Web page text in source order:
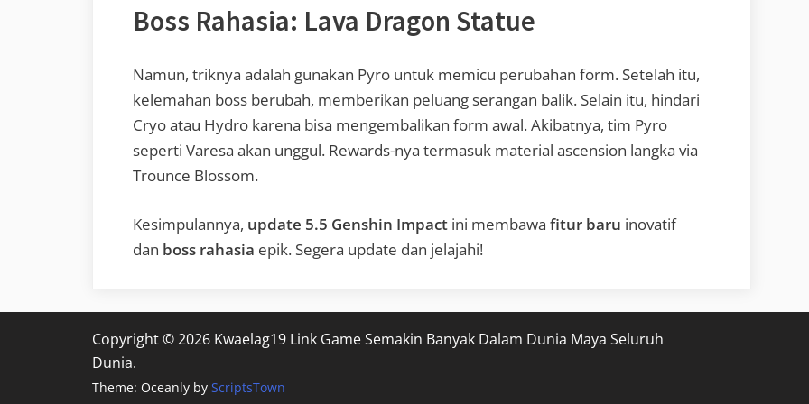
Boss Rahasia: Lava Dragon Statue
Namun, triknya adalah gunakan Pyro untuk memicu perubahan form. Setelah itu,
kelemahan boss berubah, memberikan peluang serangan balik. Selain itu, hindari
Cryo atau Hydro karena bisa mengembalikan form awal. Akibatnya, tim Pyro
seperti Varesa akan unggul. Rewards-nya termasuk material ascension langka via
Trounce Blossom.
Kesimpulannya, update 5.5 Genshin Impact ini membawa fitur baru inovatif
dan boss rahasia epik. Segera update dan jelajahi!
Copyright © 2026 Kwaelag19 Link Game Semakin Banyak Dalam Dunia Maya Seluruh
Dunia.
Theme: Oceanly by ScriptsTown